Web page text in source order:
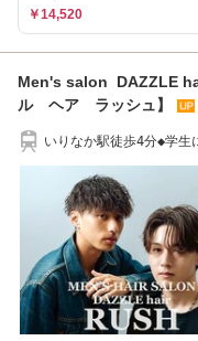
￥14,520
Men's salon DAZZLE
ル ヘア ラッシュ】
いりなか駅徒歩4分◆学生